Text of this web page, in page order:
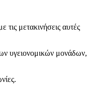
μετακινήσεις αυτές
υγειονομικών μονάδων,